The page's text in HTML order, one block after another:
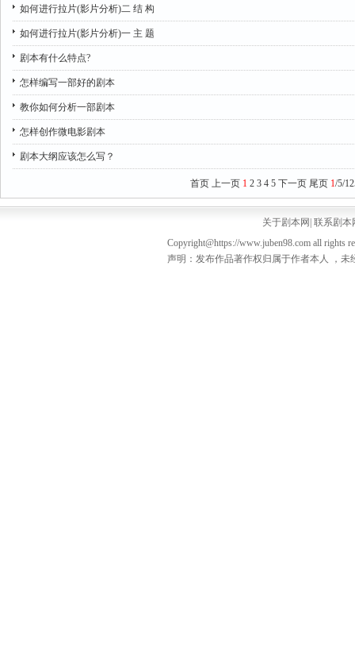
如何进行拉片(影片分析)二 结 构
如何进行拉片(影片分析)一 主 题
剧本有什么特点?
怎样编写一部好的剧本
教你如何分析一部剧本
怎样创作微电影剧本
剧本大纲应该怎么写？
首页 上一页 1 2 3 4 5 下一页 尾页 1/5/
关于剧本网 联系剧本
Copyright@https://www.juben98.com all rights
声明：发布作品著作权归属于作者本人 ，未